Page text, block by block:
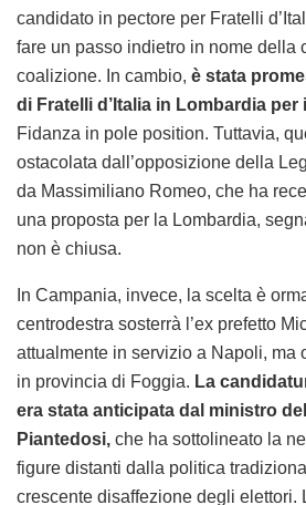
candidato in pectore per Fratelli
fare un passo indietro in nome della
coalizione. In cambio, è stata
di Fratelli d’Italia in Lombardia per
Fidanza in pole position. Tuttavia,
ostacolata dall’opposizione della
da Massimiliano Romeo, che ha
una proposta per la Lombardia,
non è chiusa.
In Campania, invece, la scelta è
centrodestra sosterrà l’ex prefetto
attualmente in servizio a Napoli, ma
in provincia di Foggia. La
era stata anticipata dal ministro
Piantedosi, che ha sottolineato la
figure distanti dalla politica
crescente disaffezione degli elettori.